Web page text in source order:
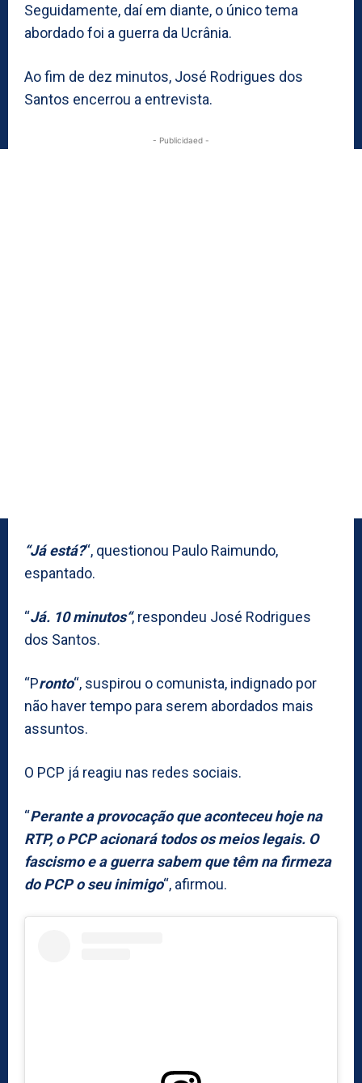
Seguidamente, daí em diante, o único tema
abordado foi a guerra da Ucrânia.
Ao fim de dez minutos, José Rodrigues dos
Santos encerrou a entrevista.
- Publicidaed -
“Já está?“, questionou Paulo Raimundo,
espantado.
“Já. 10 minutos“, respondeu José Rodrigues
dos Santos.
“Pronto“, suspirou o comunista, indignado por
não haver tempo para serem abordados mais
assuntos.
O PCP já reagiu nas redes sociais.
“Perante a provocação que aconteceu hoje na
RTP, o PCP acionará todos os meios legais. O
fascismo e a guerra sabem que têm na firmeza
do PCP o seu inimigo“, afirmou.